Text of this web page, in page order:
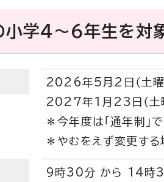
小学4～6年生を対
2026年5月2日（土曜
2027年1月23日（土
＊今年度は「通年制」
＊やむをえず変更す
9時30分 から 14時